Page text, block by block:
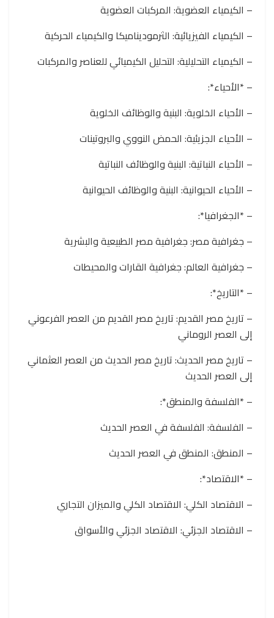
– الكيمياء العضوية: المركبات العضوية
– الكيمياء الفيزيائية: الثرموديناميكا والكيمياء الحركية
– الكيمياء التحليلية: التحليل الكيميائي للعناصر والمركبات
– *الأحياء*:
– الأحياء الخلوية: البنية والوظائف الخلوية
– الأحياء الجزيئية: الحمض النووي والبروتينات
– الأحياء النباتية: البنية والوظائف النباتية
– الأحياء الحيوانية: البنية والوظائف الحيوانية
– *الجغرافيا*:
– جغرافية مصر: جغرافية مصر الطبيعية والبشرية
– جغرافية العالم: جغرافية القارات والمحيطات
– *التاريخ*:
– تاريخ مصر القديم: تاريخ مصر القديم من العصر الفرعوني
إلى العصر الروماني
– تاريخ مصر الحديث: تاريخ مصر الحديث من العصر العثماني
إلى العصر الحديث
– *الفلسفة والمنطق*:
– الفلسفة: الفلسفة في العصر الحديث
– المنطق: المنطق في العصر الحديث
– *الاقتصاد*:
– الاقتصاد الكلي: الاقتصاد الكلي والميزان التجاري
– الاقتصاد الجزئي: الاقتصاد الجزئي والأسواق